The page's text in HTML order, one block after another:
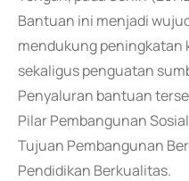
Bantuan ini menjadi
mendukung peningkatan
sekaligus penguatan
Penyaluran bantuan
Pilar Pembangunan
Tujuan Pembangunan
Pendidikan Berkualitas.